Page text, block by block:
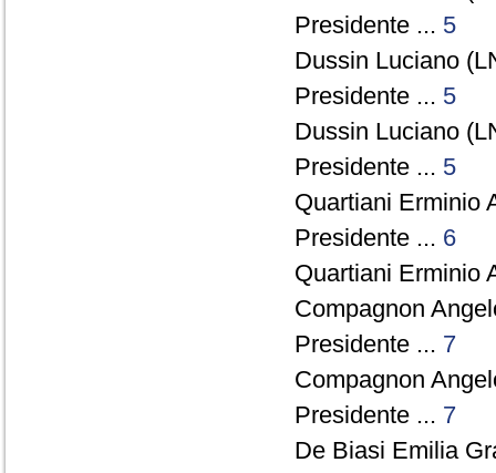
Presidente ... 5
Dussin Luciano
Presidente ... 5
Dussin Luciano
Presidente ... 5
Quartiani Erminio
Presidente ... 6
Quartiani Erminio
Compagnon
Presidente ... 7
Compagnon
Presidente ... 7
De Biasi Emilia